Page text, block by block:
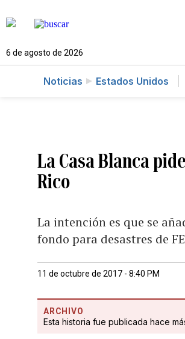
6 de agosto de 2026
Noticias Estados Unidos
La Casa Blanca
Rico
La intención es que se
fondo para desastres de
11 de octubre de 2017 - 8:40 PM
ARCHIVO
Esta historia fue publicada hace